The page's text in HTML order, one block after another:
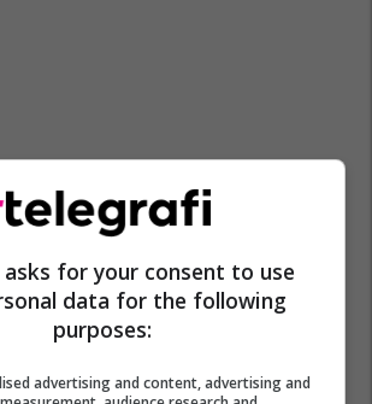
for your consent to use
data for the following
purposes:
advertising and content, advertising and